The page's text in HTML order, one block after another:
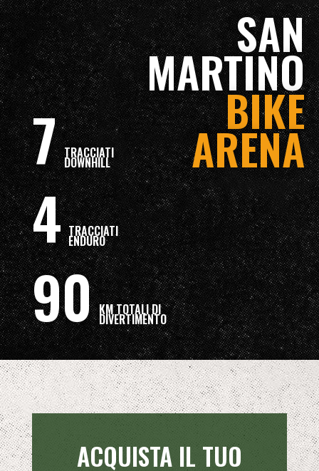
SAN
MARTINO
BIKE
ARENA
7 TRACCIATI
DOWNHILL
4 TRACCIATI
ENDURO
90 KM TOTALI DI
DIVERTIMENTO
ACQUISTA IL TUO